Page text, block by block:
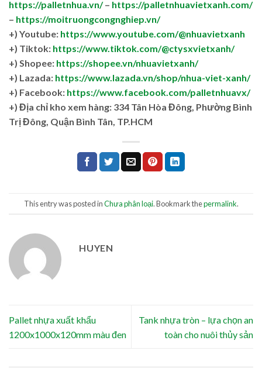
https://palletnhua.vn/– https://palletnhuavietxanh.com/
– https://moitruongcongnghiep.vn/
+) Youtube: https://www.youtube.com/@nhuavietxanh
+) Tiktok: https://www.tiktok.com/@ctysxvietxanh/
+) Shopee: https://shopee.vn/nhuavietxanh/
+) Lazada: https://www.lazada.vn/shop/nhua-viet-xanh/
+) Facebook: https://www.facebook.com/palletnhuavx/
+) Địa chỉ kho xem hàng: 334 Tân Hòa Đông, Phường Bình
Trị Đông, Quận Bình Tân, TP.HCM
This entry was posted inChưa phân loại. Bookmark thepermalink.
HUYEN
Pallet nhựa xuất khẩu
1200x1000x120mm màu đen
Tank nhựa tròn – lựa chọn an
toàn cho nuôi thủy sản